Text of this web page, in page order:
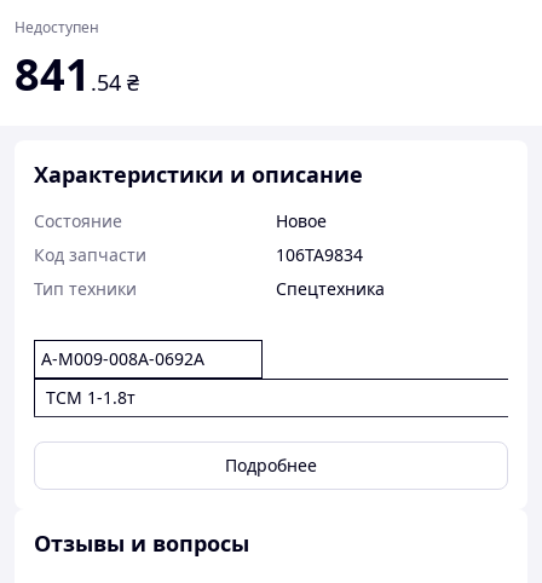
Недоступен
841 .54 ₴
Характеристики и описание
Состояние
Новое
Код запчасти
106TA9834
Тип техники
Спецтехника
A-M009-008A-0692A
TCM 1-1.8т
Подробнее
Отзывы и вопросы